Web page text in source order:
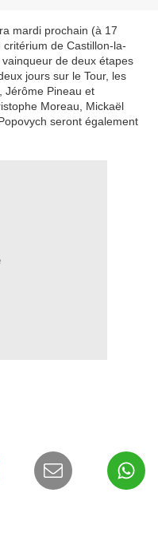
mardi prochain (à 17
de Castillon-la-
de deux étapes
jours sur le Tour, les
Jérôme Pineau et
Moreau, Mickaël
seront également